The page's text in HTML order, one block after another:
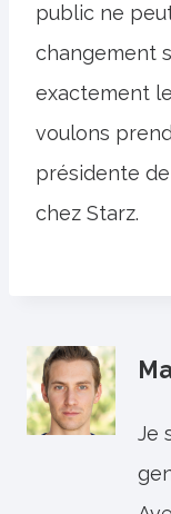
public ne
changement
exactement
voulons
présidente
chez Starz.
Je